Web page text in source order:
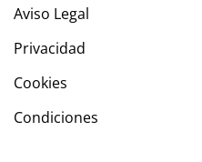
Aviso Legal
Privacidad
Cookies
Condiciones